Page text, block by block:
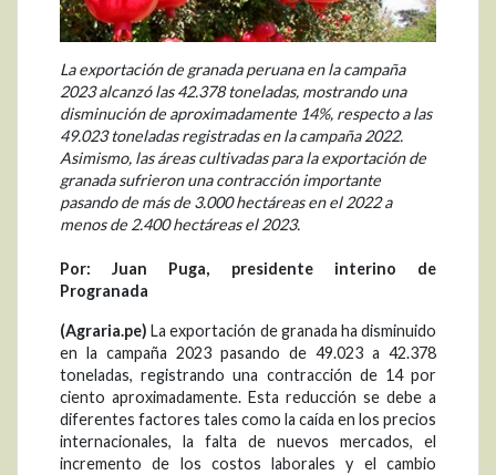
La exportación de granada peruana en la campaña
2023 alcanzó las 42.378 toneladas, mostrando una
disminución de aproximadamente 14%, respecto a las
49.023 toneladas registradas en la campaña 2022.
Asimismo, las áreas cultivadas para la exportación de
granada sufrieron una contracción importante
pasando de más de 3.000 hectáreas en el 2022 a
menos de 2.400 hectáreas el 2023.
Por: Juan Puga, presidente interino de
Progranada
(Agraria.pe) La exportación de granada ha disminuido
en la campaña 2023 pasando de 49.023 a 42.378
toneladas, registrando una contracción de 14 por
ciento aproximadamente. Esta reducción se debe a
diferentes factores tales como la caída en los precios
internacionales, la falta de nuevos mercados, el
incremento de los costos laborales y el cambio